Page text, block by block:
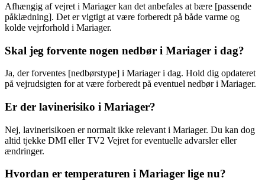
Afhængig af vejret i Mariager kan det anbefales at bære [passende
påklædning]. Det er vigtigt at være forberedt på både varme og
kolde vejrforhold i Mariager.
Skal jeg forvente nogen nedbør i Mariager i dag?
Ja, der forventes [nedbørstype] i Mariager i dag. Hold dig opdateret
på vejrudsigten for at være forberedt på eventuel nedbør i Mariager.
Er der lavinerisiko i Mariager?
Nej, lavinerisikoen er normalt ikke relevant i Mariager. Du kan dog
altid tjekke DMI eller TV2 Vejret for eventuelle advarsler eller
ændringer.
Hvordan er temperaturen i Mariager lige nu?